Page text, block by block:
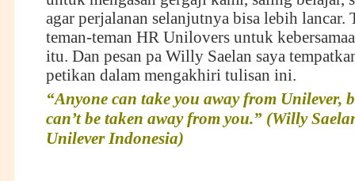
agar perjalanan selanjutnya bisa lebih lancar.
teman-teman HR Unilovers untuk
itu. Dan pesan pa Willy Saelan saya
petikan dalam mengakhiri tulisan ini.
“Anyone can take you away from Unilever,
can’t be taken away from you.” (Willy
Unilever Indonesia)